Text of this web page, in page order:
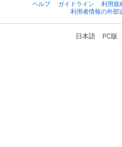
ヘルプ
ガイドライン 利用規
利用者情報の外部
日本語 PC版